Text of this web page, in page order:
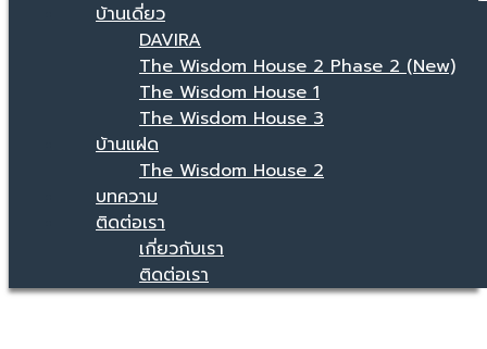
บ้านเดี่ยว
DAVIRA
The Wisdom House 2 Phase 2 (New)
The Wisdom House 1
The Wisdom House 3
บ้านแฝด
The Wisdom House 2
บทความ
ติดต่อเรา
เกี่ยวกับเรา
ติดต่อเรา